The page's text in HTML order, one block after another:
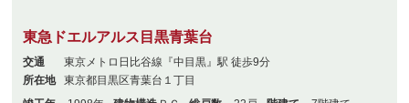
東急ドエルアルス目黒青葉台
交通
東京メトロ日比谷線『中目黒』駅 徒歩9分
所在地
東京都目黒区青葉台１丁目